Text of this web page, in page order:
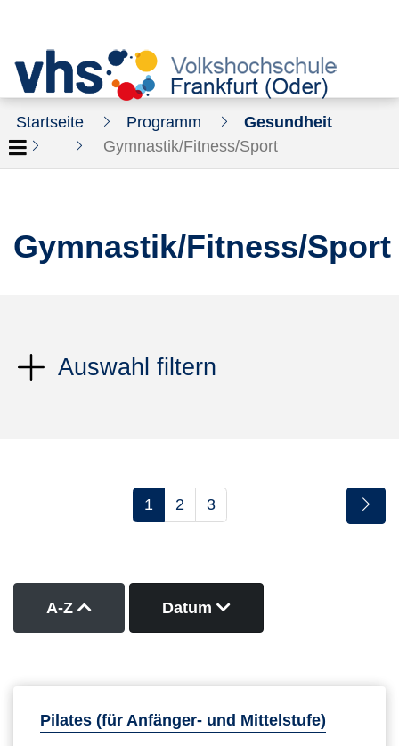
Startseite Programm
Gesundheit
Gymnastik/Fitness/Sport
Gymnastik/Fitness/Sport
Auswahl filtern
1 2 3
A-Z Kurse nach Titel aufsteigend sortieren
Datum Kurse nach Datum
Pilates (für Anfänger- und Mittelstufe)